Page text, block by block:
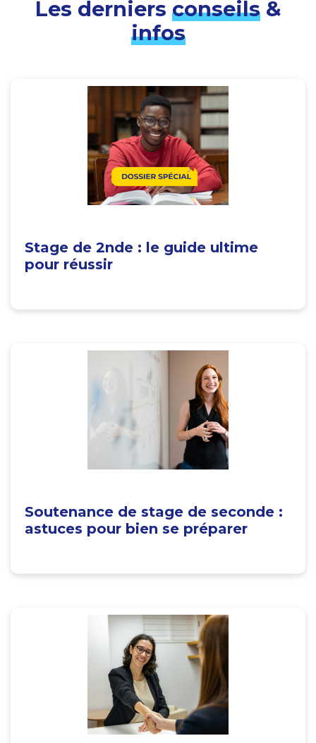
Les derniers conseils&
infos
Stage de 2nde : le guide ultime
pour réussir
Soutenance de stage de seconde :
astuces pour bien se préparer